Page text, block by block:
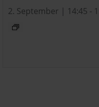
2. September | 14:45 -